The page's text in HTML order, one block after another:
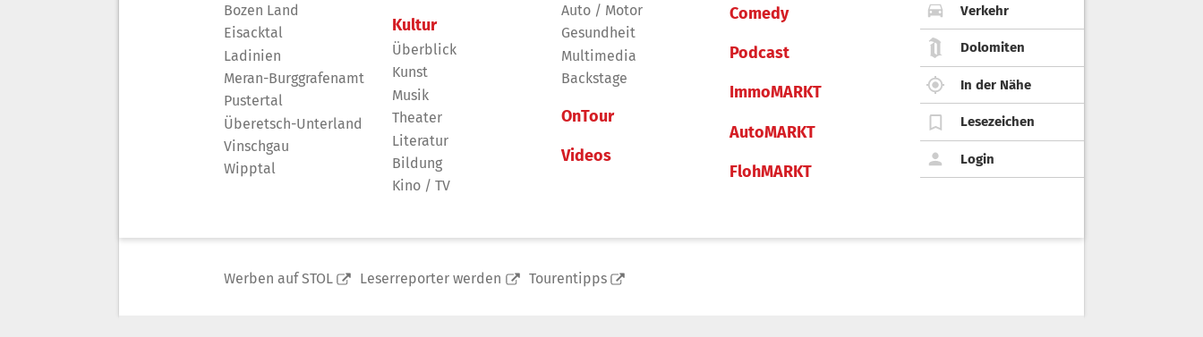
Bozen Land
Eisacktal
Ladinien
Meran-Burggrafenamt
Pustertal
Überetsch-Unterland
Vinschgau
Wipptal
Kultur
Überblick
Kunst
Musik
Theater
Literatur
Bildung
Kino / TV
Auto / Motor
Gesundheit
Multimedia
Backstage
OnTour
Videos
Comedy
Podcast
ImmoMARKT
AutoMARKT
FlohMARKT
Verkehr
Dolomiten
In der Nähe
Lesezeichen
Login
Werben auf STOL Leserreporter werden Tourentipps